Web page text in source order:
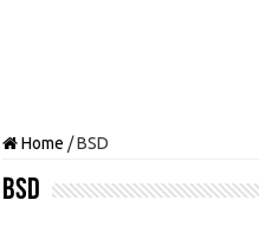
Home /BSD
BSD